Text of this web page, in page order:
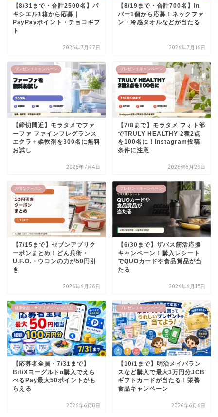
【8/31まで・合計2500名】パ
キシエル1箱から応募｜
PayPayポイント・チョコギフ
ト
2026年7月27日
【8/19まで・合計700名】in
バー1個から応募！ネックファ
ン・冷感タオルなどが当たる
2026年7月16日
プレゼントキャンペーン
【締切間近】モラタメでファ
ーファ ファインフレグランス
エクラ＋柔軟剤を300名に無料
お試し
2026年7月4日
プレゼントキャンペーン
【7/8まで】モラタメ フォト部
でTRULY HEALTHY 2種2点
を100名に！Instagram投稿
条件に注意
2026年6月29日
お得なクーポン
【7/15まで】セブンアプリク
ーポンまとめ！どん兵衛・
U.F.O.・ウコンの力が50円引
き
2026年6月26日
プレゼントキャンペーン
【6/30まで】ザバス筋活応援
キャンペーン！購入レシート
でQUOカードや食品賞品が当
たる
2026年6月15日
健康食品・サプリメントの試供品
【応募者全員・7/31まで】
BifiXヨーグルトα購入でえら
べるPay最大50ポイントがも
らえる
2026年6月8日
プレゼントキャンペーン
【10/1まで】明治メイバラン
スなど購入で最大3万円分JCB
ギフトカードが当たる！栄養
食品キャンペーン
2026年6月6日